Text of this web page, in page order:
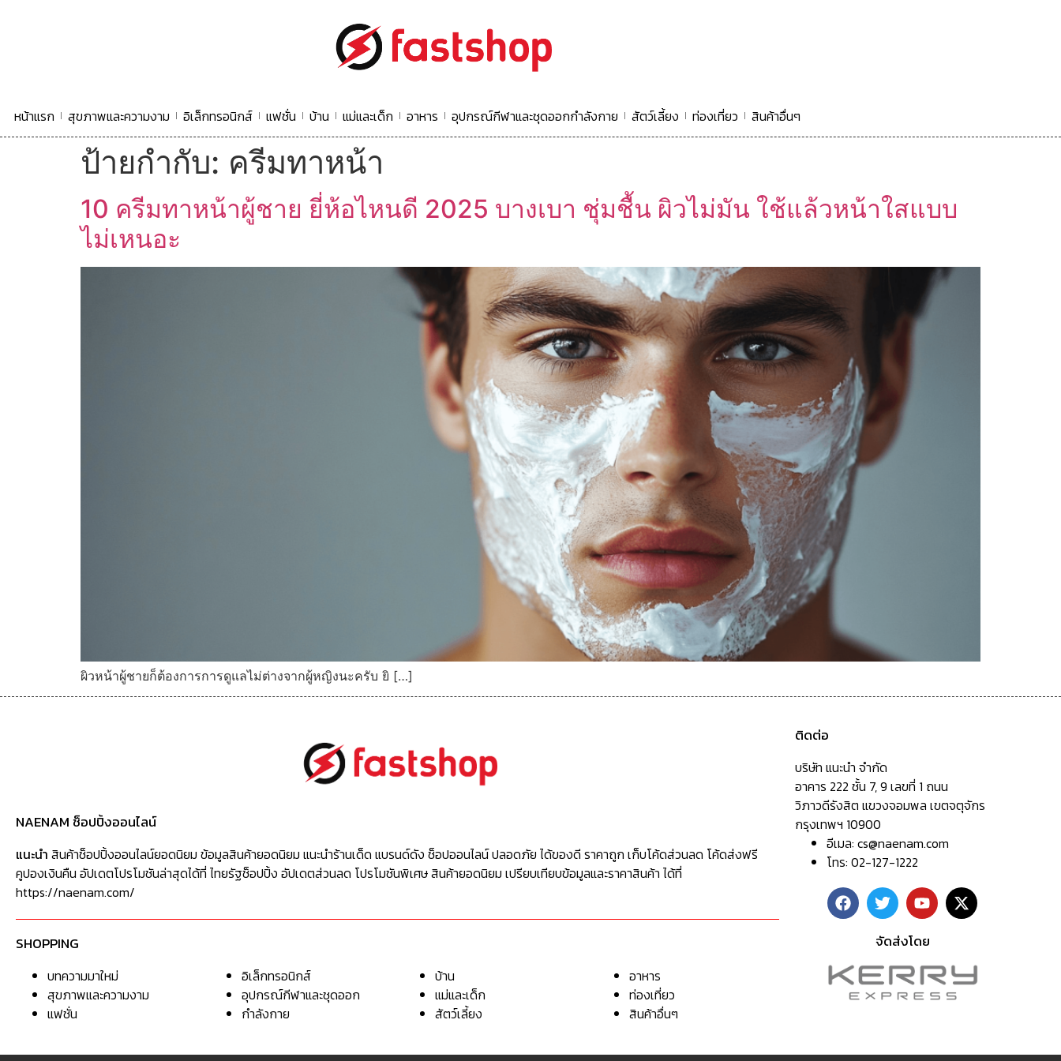
หน้าแรก สุขภาพและความงาม อิเล็กทรอนิกส์ แฟชั่น บ้าน แม่และเด็ก อาหาร อุปกรณ์กีฬาและชุดออกกำลังกาย สัตว์เลี้ยง ท่องเที่ยว สินค้าอื่นๆ
ป้ายกำกับ: ครีมทาหน้า
10 ครีมทาหน้าผู้ชาย ยี่ห้อไหนดี 2025 บางเบา ชุ่มชื้น ผิวไม่มัน ใช้แล้วหน้าใสแบบ
ไม่เหนอะ
ผิวหน้าผู้ชายก็ต้องการการดูแลไม่ต่างจากผู้หญิงนะครับ ยิ […]
NAENAM ช็อปปิ้งออนไลน์
แนะนำ สินค้าช็อปปิ้งออนไลน์ยอดนิยม ข้อมูลสินค้ายอดนิยม แนะนำร้านเด็ด แบรนด์ดัง ช็อปออนไลน์ ปลอดภัย ได้ของดี ราคาถูก เก็บโค้ดส่วนลด โค้ดส่งฟรี
คูปองเงินคืน อัปเดตโปรโมชันล่าสุดได้ที่ ไทยรัฐช็อปปิ้ง อัปเดตส่วนลด โปรโมชันพิเศษ สินค้ายอดนิยม เปรียบเทียบข้อมูลและราคาสินค้า ได้ที่
https://naenam.com/
SHOPPING
บทความมาใหม่
สุขภาพและความงาม
แฟชั่น
อิเล็กทรอนิกส์
อุปกรณ์กีฬาและชุดออก
กำลังกาย
บ้าน
แม่และเด็ก
สัตว์เลี้ยง
อาหาร
ท่องเที่ยว
สินค้าอื่นๆ
ติดต่อ
บริษัท แนะนำ จำกัด
อาคาร 222 ชั้น 7, 9 เลขที่ 1 ถนน
วิภาวดีรังสิต แขวงจอมพล เขตจตุจักร
กรุงเทพฯ 10900
อีเมล: cs@naenam.com
โทร: 02-127-1222
จัดส่งโดย